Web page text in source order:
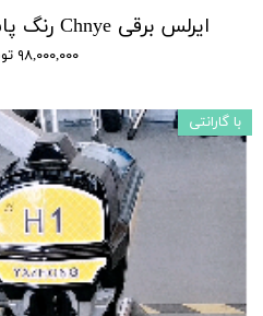
ایرلس برقی Chnye رنگ پاش مدل XYC1600
۹۸,۰۰۰,۰۰۰ تومان
با گارانتی